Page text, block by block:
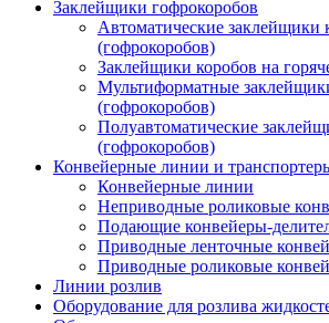
Заклейщики гофрокоробов
Автоматические заклейщики
(гофрокоробов)
Заклейщики коробов на
Мультиформатные
(гофрокоробов)
Полуавтоматические
(гофрокоробов)
Конвейерные линии и
Конвейерные линии
Неприводные роликовые
Подающие конвейеры-
Приводные ленточные
Приводные роликовые
Линии розлив
Оборудование для розлива